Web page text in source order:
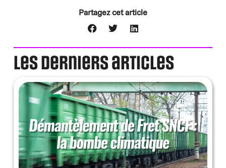
Partagez cet article
Les derniers articles